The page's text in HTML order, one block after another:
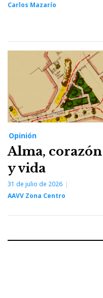
Carlos Mazarío
Opinión
Alma, corazón
y vida
31 de julio de 2026
AAVV Zona Centro